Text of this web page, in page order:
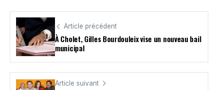
Article précédent
À Cholet, Gilles Bourdouleix vise un nouveau bail
municipal
Article suivant